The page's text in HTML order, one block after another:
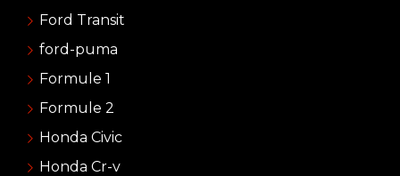
Ford Transit
ford-puma
Formule 1
Formule 2
Honda Civic
Honda Cr-v